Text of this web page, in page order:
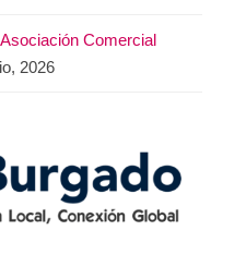
Comercial
2026